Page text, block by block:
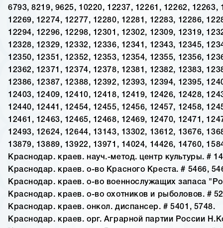
6793, 8219, 9625, 10220, 12237, 12261, 12262, 12263,
12269, 12274, 12277, 12280, 12281, 12283, 12286,
12294, 12296, 12298, 12301, 12302, 12309, 12319,
12328, 12329, 12332, 12336, 12341, 12343, 12345,
12350, 12351, 12352, 12353, 12354, 12355, 12356,
12362, 12371, 12374, 12378, 12381, 12382, 12383,
12386, 12387, 12388, 12392, 12393, 12394, 12395,
12403, 12409, 12410, 12418, 12419, 12426, 12428,
12440, 12441, 12454, 12455, 12456, 12457, 12458,
12461, 12463, 12465, 12468, 12469, 12470, 12471,
12493, 12624, 12644, 13143, 13302, 13612, 13676,
13879, 13889, 13922, 13971, 14024, 14426, 14760,
Краснодар. краев. науч.-метод. центр культуры. #
Краснодар. краев. о-во Красного Креста. # 5466,
Краснодар. краев. о-во военнослужащих запаса
Краснодар. краев. о-во охотников и рыболовов. #
Краснодар. краев. онкол. диспансер. # 5401, 5748.
Краснодар. краев. орг. Аграрной партии России